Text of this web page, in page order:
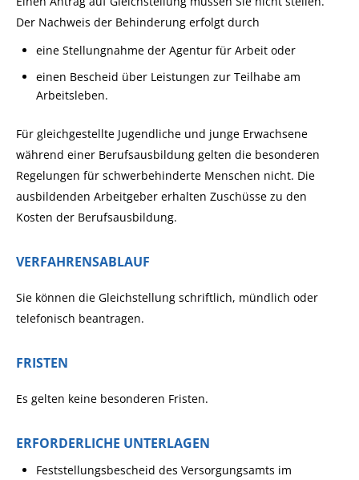
Der Nachweis der Behinderung erfolgt durch
eine Stellungnahme der Agentur für Arbeit oder
einen Bescheid über Leistungen zur Teilhabe am
Arbeitsleben.
Für gleichgestellte Jugendliche und junge Erwachsene
während einer Berufsausbildung gelten die besonderen
Regelungen für schwerbehinderte Menschen nicht. Die
ausbildenden Arbeitgeber erhalten Zuschüsse zu den
Kosten der Berufsausbildung.
VERFAHRENSABLAUF
Sie können die Gleichstellung schriftlich, mündlich oder
telefonisch beantragen.
FRISTEN
Es gelten keine besonderen Fristen.
ERFORDERLICHE UNTERLAGEN
Feststellungsbescheid des Versorgungsamts im